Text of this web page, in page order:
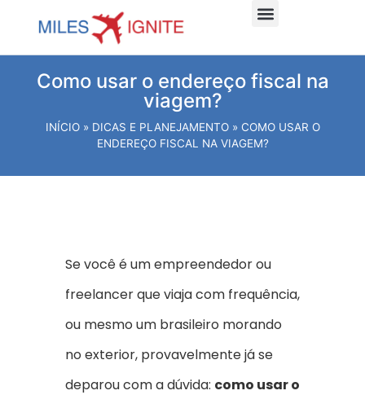
Como usar o endereço fiscal na
viagem?
INÍCIO» DICAS E PLANEJAMENTO» COMO USAR O
ENDEREÇO FISCAL NA VIAGEM?
Se você é um empreendedor ou
freelancer que viaja com frequência,
ou mesmo um brasileiro morando
no exterior, provavelmente já se
deparou com a dúvida: como usar o